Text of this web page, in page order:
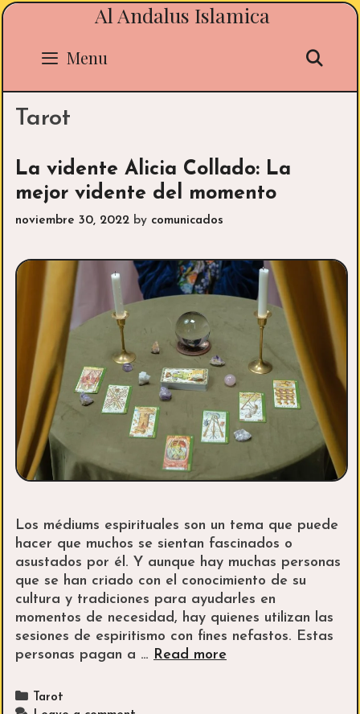
Skip
content
Al Andalus Islamica
Menu
Tarot
La vidente Alicia Collado: La
mejor vidente del momento
noviembre 30, 2022 by comunicados
Los médiums espirituales son un tema que puede
hacer que muchos se sientan fascinados o
asustados por él. Y aunque hay muchas personas
que se han criado con el conocimiento de su
cultura y tradiciones para ayudarles en
momentos de necesidad, hay quienes utilizan las
sesiones de espiritismo con fines nefastos. Estas
personas pagan a … Read moreLa
Categories
Tarot